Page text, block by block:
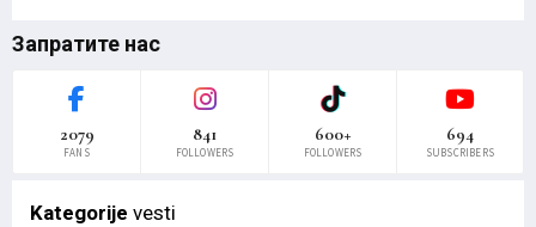
Запратите нас
2079
FANS
841
FOLLOWERS
600+
FOLLOWERS
694
SUBSCRIBERS
Kategorije vesti